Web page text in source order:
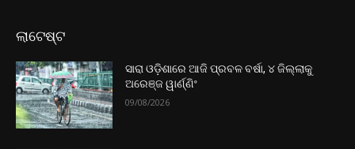
ଲାଟେଷ୍ଟ
ସାରା ଓଡ଼ିଶାରେ ଆଜି ପ୍ରବଳ ବର୍ଷା, ୪ ଜିଲ୍ଲାକୁ
ଅରେଞ୍ଜ ୱାର୍ଣ୍ଣିଂ
09/08/2026